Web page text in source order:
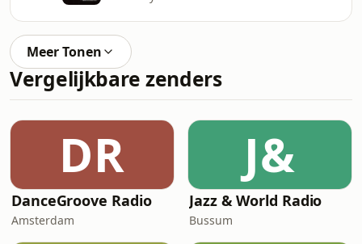
Meer Tonen
Vergelijkbare zenders
DR
DanceGroove Radio
Amsterdam
J&
Jazz & World Radio
Bussum